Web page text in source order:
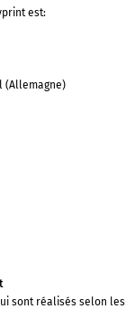
est:
(Allemagne)
sont réalisés selon les